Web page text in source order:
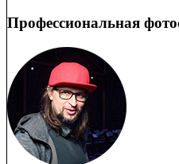
Профессиональная